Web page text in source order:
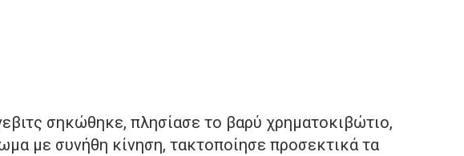
σηκώθηκε, πλησίασε το βαρύ χρηματοκιβώτιο,
με συνήθη κίνηση, τακτοποίησε προσεκτικά τα